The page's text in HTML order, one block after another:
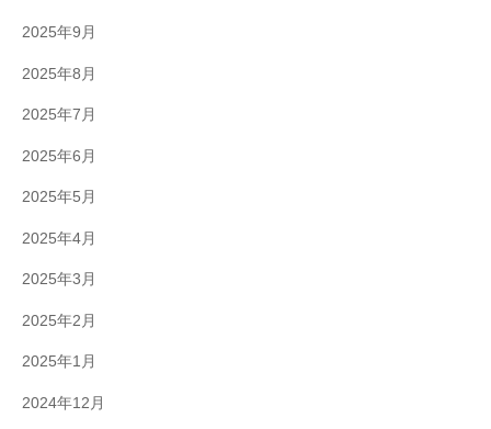
2025年9月
2025年8月
2025年7月
2025年6月
2025年5月
2025年4月
2025年3月
2025年2月
2025年1月
2024年12月